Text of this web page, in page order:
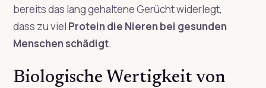
bereits das lang gehaltene Gerücht widerlegt,
dass zu viel Protein die Nieren bei gesunden
Menschen schädigt.
Biologische Wertigkeit von